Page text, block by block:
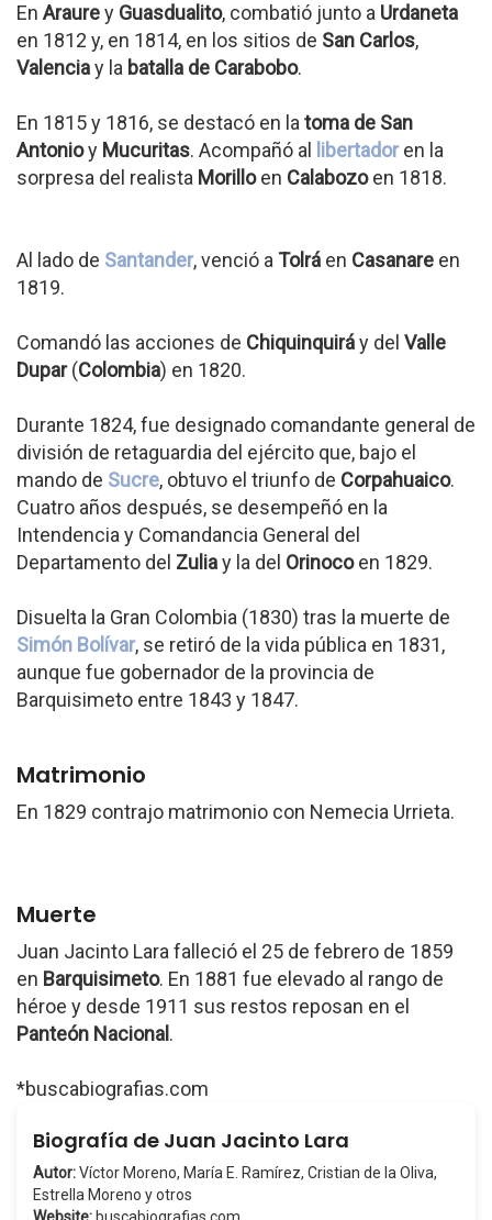
En Araurey Guasdualito, combatió junto a Urdaneta
en 1812 y, en 1814, en los sitios de San Carlos,
Valenciay la batalla de Carabobo.
En 1815 y 1816, se destacó en la toma de San
Antonioy Mucuritas. Acompañó al libertadoren la
sorpresa del realista Morilloen Calabozoen 1818.
Al lado de Santander, venció a Tolrá en Casanare en
1819.
Comandó las acciones de Chiquinquiráy del Valle
Dupar(Colombia) en 1820.
Durante 1824, fue designado comandante general de
división de retaguardia del ejército que, bajo el
mando de Sucre, obtuvo el triunfo de Corpahuaico.
Cuatro años después, se desempeñó en la
Intendencia y Comandancia General del
Departamento del Zuliay la del Orinocoen 1829.
Disuelta la Gran Colombia (1830) tras la muerte de
Simón Bolívar, se retiró de la vida pública en 1831,
aunque fue gobernador de la provincia de
Barquisimeto entre 1843 y 1847.
Matrimonio
En 1829 contrajo matrimonio con Nemecia Urrieta.
Muerte
Juan Jacinto Lara falleció el 25 de febrero de 1859
en Barquisimeto. En 1881 fue elevado al rango de
héroe y desde 1911 sus restos reposan en el
Panteón Nacional .
*buscabiografias.com
Biografía de Juan Jacinto Lara
Autor:Víctor Moreno, María E. Ramírez, Cristian de la Oliva,
Estrella Moreno y otros